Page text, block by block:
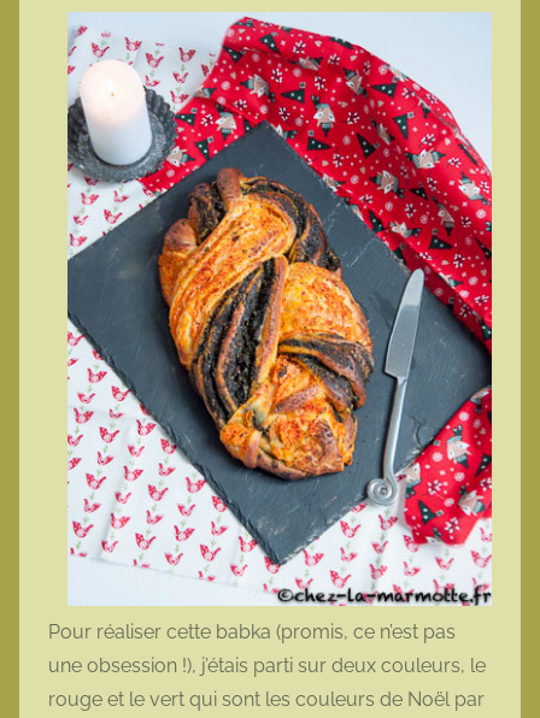
Pour réaliser cette babka (promis, ce n’est pas
une obsession !), j’étais parti sur deux couleurs, le
rouge et le vert qui sont les couleurs de Noël par